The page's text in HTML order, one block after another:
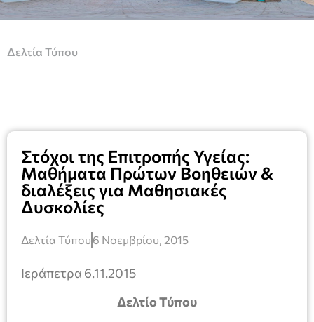
Δελτία Τύπου
Στόχοι της Επιτροπής Υγείας:
Μαθήματα Πρώτων Βοηθειών &
διαλέξεις για Μαθησιακές
Δυσκολίες
Δελτία Τύπου 6 Νοεμβρίου, 2015
Ιεράπετρα 6.11.2015
Δελτίο Τύπου